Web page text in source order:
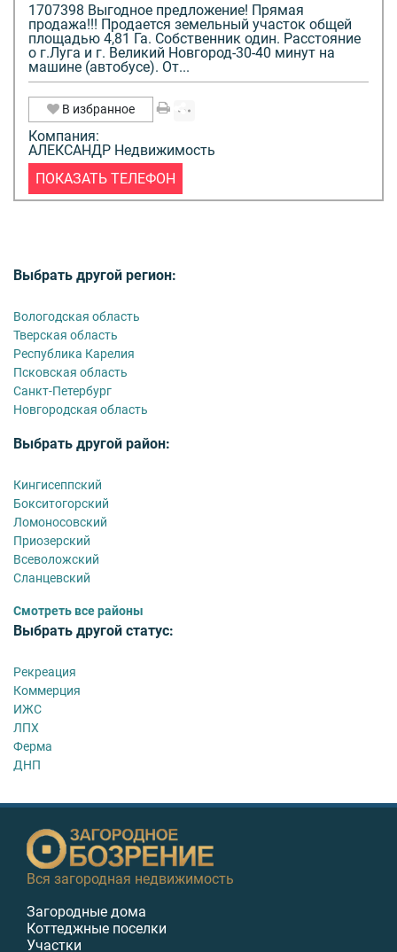
1707398 Выгодное предложение! Прямая
продажа!!! Продается земельный участок общей
площадью 4,81 Га. Собственник один. Расстояние
о г.Луга и г. Великий Новгород-30-40 минут на
машине (автобусе). От...
В избранное
Компания:
АЛЕКСАНДР Недвижимость
ПОКАЗАТЬ ТЕЛЕФОН
Выбрать другой регион:
Вологодская область
Тверская область
Республика Карелия
Псковская область
Санкт-Петербург
Новгородская область
Выбрать другой район:
Кингисеппский
Бокситогорский
Ломоносовский
Приозерский
Всеволожский
Сланцевский
Смотреть все районы
Выбрать другой статус:
Рекреация
Коммерция
ИЖС
ЛПХ
Ферма
ДНП
Вся загородная недвижимость
Загородные дома
Коттеджные поселки
Участки